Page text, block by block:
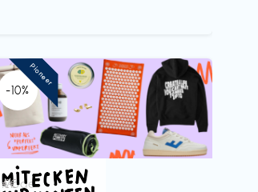
-10%
Mode
€€‎
Pioneer